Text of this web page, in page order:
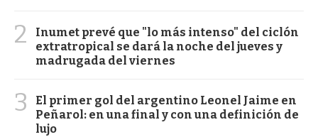
2
Inumet prevé que "lo más intenso" del ciclón
extratropical se dará la noche del jueves y
madrugada del viernes
3
El primer gol del argentino Leonel Jaime en
Peñarol: en una final y con una definición de
lujo